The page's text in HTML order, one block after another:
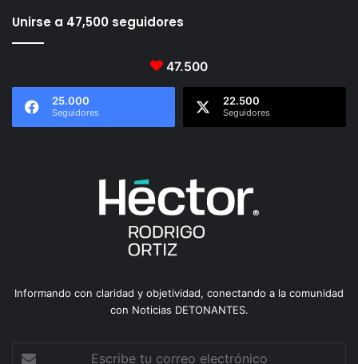
Unirse a 47,500 seguidores
47.500
25.000
Seguidores
22.500
Seguidores
Informando con claridad y objetividad, conectando a la comunidad
con Noticias DETONANTES.